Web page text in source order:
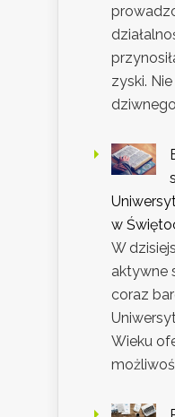
zyski.
w
W
aktywne
coraz
Wieku